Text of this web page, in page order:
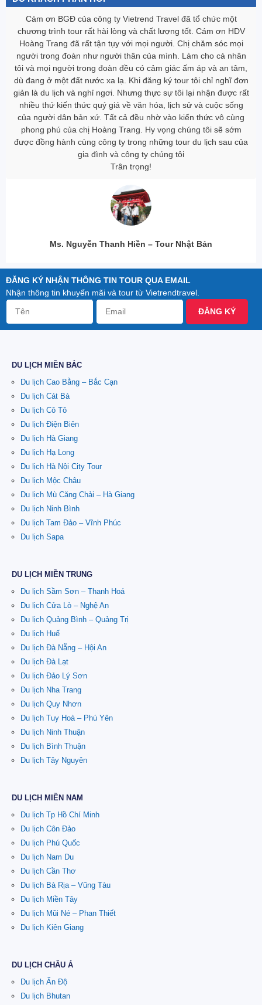
Gia đình tôi đã gắn bó với Vietrend Travel nhiều năm, qua nhiều
tour Malysia- Singapor, Hàn Quốc, Thái Lan… và hôm nay sau
tour du lịch châu Âu thì gia đình tôi đã rất vui vì chọn được một
công ty du lịch cực kì ưng ‎ý. Gia đình tôi rất cảm ơn Vietrend
Travel cùng những HDV tận tâm, không ngại khó, ngại khổ đã
chiều lòng người già và chăm sóc mọi người trong đoàn rất chu
đáo.
Trân trọng,
ĐĂNG KÝ NHẬN THÔNG TIN TOUR QUA EMAIL
Nhận thông tin khuyến mãi và tour từ Vietrendtravel.
ĐĂNG KÝ
DU LỊCH MIỀN BẮC
Du lịch Cao Bằng – Bắc Cạn
Du lịch Cát Bà
Du lịch Cô Tô
Du lịch Điện Biên
Du lịch Hà Giang
Du lịch Hạ Long
Du lịch Hà Nội City Tour
Du lịch Mộc Châu
Du lịch Mù Căng Chải – Hà Giang
Du lịch Ninh Bình
Du lịch Tam Đảo – Vĩnh Phúc
Du lịch Sapa
DU LỊCH MIỀN TRUNG
Du lịch Sầm Sơn – Thanh Hoá
Du lịch Cửa Lò – Nghệ An
Du lịch Quảng Bình – Quảng Trị
Du lịch Huế
Du lịch Đà Nẵng – Hội An
Du lịch Đà Lạt
Du lịch Đảo Lý Sơn
Du lịch Nha Trang
Du lịch Quy Nhơn
Du lịch Tuy Hoà – Phú Yên
Du lịch Ninh Thuận
Du lịch Bình Thuận
Du lịch Tây Nguyên
DU LỊCH MIỀN NAM
Du lịch Tp Hồ Chí Minh
Du lịch Côn Đảo
Du lịch Phú Quốc
Du lịch Nam Du
Du lịch Cần Thơ
Du lịch Bà Rịa – Vũng Tàu
Du lịch Miền Tây
Du lịch Mũi Né – Phan Thiết
Du lịch Kiên Giang
DU LỊCH CHÂU Á
Du lịch Ấn Độ
Du lịch Bhutan